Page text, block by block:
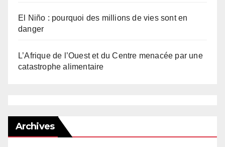
El Niño : pourquoi des millions de vies sont en
danger
L’Afrique de l’Ouest et du Centre menacée par une
catastrophe alimentaire
Archives